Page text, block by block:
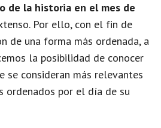
de la historia en el mes de
Por ello, con el fin de
de una forma más ordenada, a
la posibilidad de conocer
se consideran más relevantes
ordenados por el día de su